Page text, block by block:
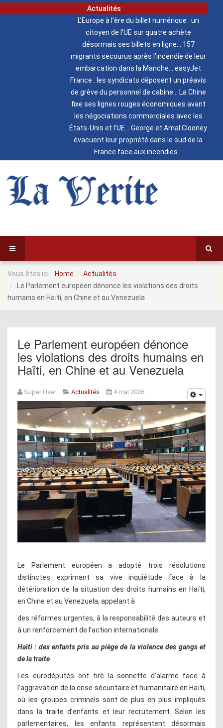
Actualités
L’Europe à l’ère du billet numérique : un
citoyen de l’UE sur quatre achète
désormais ses billets en ligne
157
migrants secourus après l’incendie de leur
embarcation dans la Manche
easyJet
France : les syndicats déposent un préavis
de grève du personnel de cabine
La Chine
fixe ses lignes rouges économiques avant
les négociations commerciales avec les
États-Unis et l’UE
George et Amal Clooney
évacuent leur propriété dans le sud de la
France face aux incendies
La Verite
Vous êtes ici : Home
Actualités
Le Parlement européen dénonce les violations des droits
humains en Haïti, en Chine et au Venezuela
Le Parlement européen dénonce
les violations des droits humains en
Haïti, en Chine et au Venezuela
Super User Actualités 4 mai 2026
Le Parlement européen a adopté trois résolutions
distinctes exprimant sa vive inquiétude face à la
détérioration de la situation des droits humains en Haïti,
en Chine et au Venezuela, appelant à
des réformes urgentes, à la responsabilité des auteurs et
à un renforcement de l’action internationale.
Haïti : des enfants pris au piège de la violence des gangs et
de la traite
Les eurodéputés ont tiré la sonnette d’alarme face à
l’aggravation de la crise sécuritaire et humanitaire en Haïti,
où les groupes criminels sont de plus en plus impliqués
dans la traite d’enfants et leur recrutement. Selon les
parlementaires, les enfants représentent désormais